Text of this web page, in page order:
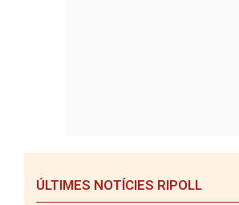
ÚLTIMES NOTÍCIES RIPOLL